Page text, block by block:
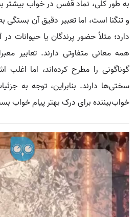
به طور کلی، نماد قفس در خواب
و تنگنا است، اما تعبیر دقیق آن
دارد؛ مثلاً حضور پرندگان یا حیوانات
همه معانی متفاوتی دارند. تعابیر
گوناگونی را مطرح کرده‌اند، اما اغلب
سختی‌ها دارند. بنابراین، توجه به
خواب‌بیننده برای درک بهتر پیام خواب